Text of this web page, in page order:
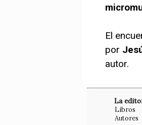
El
por
autor.
La
Libros
Autores